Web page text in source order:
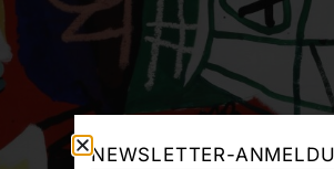
NEWSLETTER-